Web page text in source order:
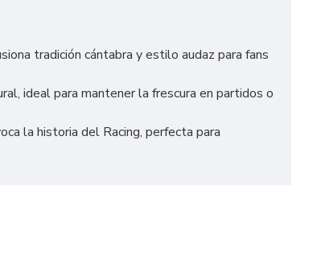
tradición cántabra y estilo audaz para fans
ideal para mantener la frescura en partidos o
la historia del Racing, perfecta para